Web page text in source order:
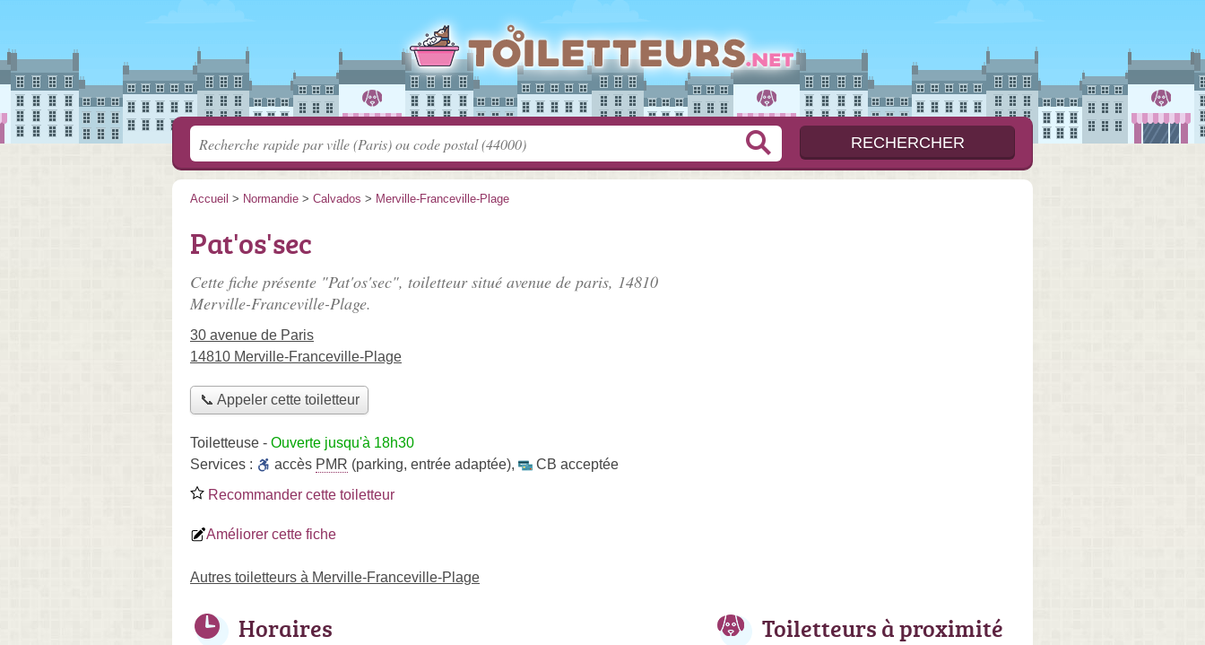
Accueil > Normandie > Calvados > Merville-Franceville-Plage
Pat'os'sec
Cette fiche présente "Pat'os'sec", toiletteur situé avenue de paris, 14810
Merville-Franceville-Plage.
30 avenue de Paris
14810 Merville-Franceville-Plage
📞 Appeler cette toiletteur
Toiletteuse - Ouverte jusqu'à 18h30
Services :
accès PMR (parking, entrée adaptée),
CB acceptée
Recommander cette toiletteur
Améliorer cette fiche
Autres toiletteurs à Merville-Franceville-Plage
Horaires Toiletteurs à proximité